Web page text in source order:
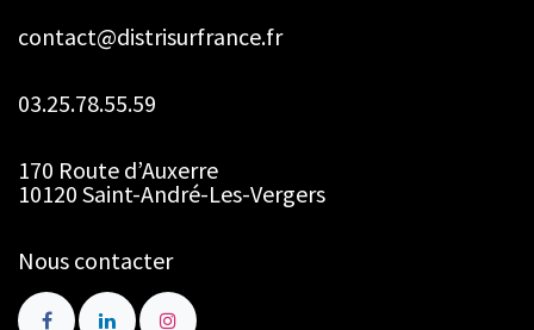
contact@distrisurfrance.fr
03.25.78.55.59
170 Route d’Auxerre
10120 Saint-André-Les-Vergers
Nous contacter